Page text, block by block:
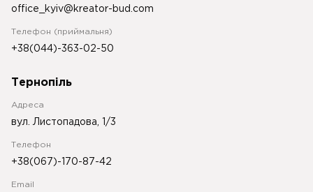
office_kyiv@kreator-bud.com
Телефон (приймальня)
+38(044)-363-02-50
Тернопіль
Адреса
вул. Листопадова, 1/3
Телефон
+38(067)-170-87-42
Email